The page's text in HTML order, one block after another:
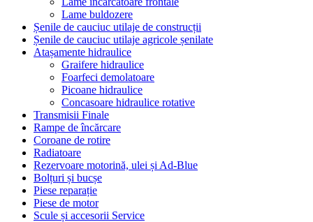
Lame buldozere
Șenile de cauciuc utilaje de construcții
Șenile de cauciuc utilaje agricole șenilate
Atașamente hidraulice
Graifere hidraulice
Foarfeci demolatoare
Picoane hidraulice
Concasoare hidraulice rotative
Transmisii Finale
Rampe de încărcare
Coroane de rotire
Radiatoare
Rezervoare motorină, ulei și Ad-Blue
Bolțuri și bucșe
Piese reparație
Piese de motor
Scule și accesorii Service